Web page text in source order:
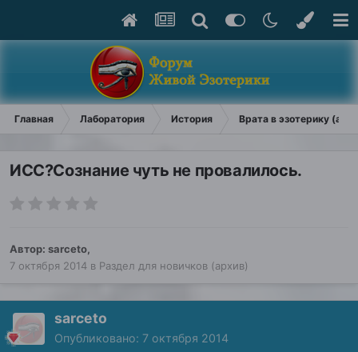
Главная Лаборатория История Врата в эзотерику
ИСС?Сознание чуть не провалилось.
Автор: sarceto,
7 октября 2014 в Раздел для новичков (архив)
sarceto
Опубликовано: 7 октября 2014